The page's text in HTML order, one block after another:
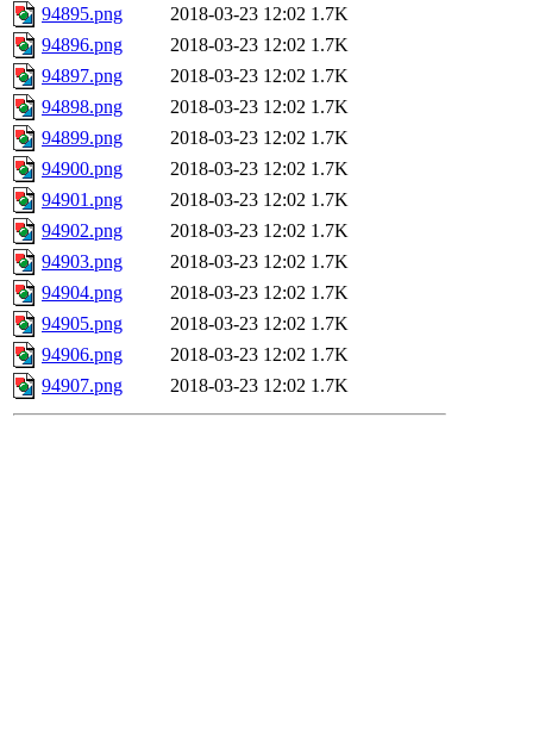
94895.png
2018-03-23 12:02 1.7K
94896.png
2018-03-23 12:02 1.7K
94897.png
2018-03-23 12:02 1.7K
94898.png
2018-03-23 12:02 1.7K
94899.png
2018-03-23 12:02 1.7K
94900.png
2018-03-23 12:02 1.7K
94901.png
2018-03-23 12:02 1.7K
94902.png
2018-03-23 12:02 1.7K
94903.png
2018-03-23 12:02 1.7K
94904.png
2018-03-23 12:02 1.7K
94905.png
2018-03-23 12:02 1.7K
94906.png
2018-03-23 12:02 1.7K
94907.png
2018-03-23 12:02 1.7K